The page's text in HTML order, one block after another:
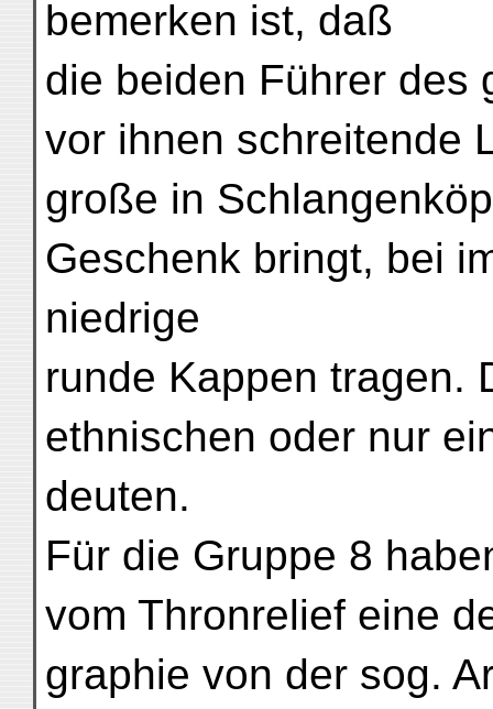
bemerken ist, daß
die beiden Führer des
vor ihnen schreitende
große in
Geschenk bringt, bei
niedrige
runde Kappen tragen.
ethnischen oder nur
deuten.
Für die Gruppe 8
vom Thronrelief eine
graphie von der sog.